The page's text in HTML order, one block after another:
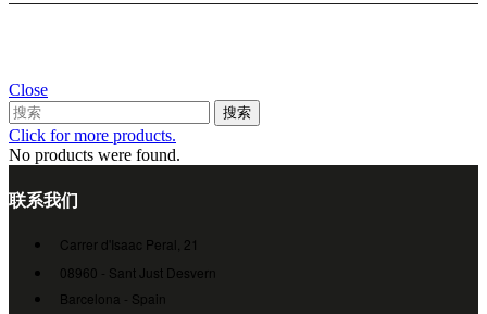
Close
搜索
Click for more products.
No products were found.
联系我们
Carrer d'Isaac Peral, 21
08960 - Sant Just Desvern
Barcelona - Spain